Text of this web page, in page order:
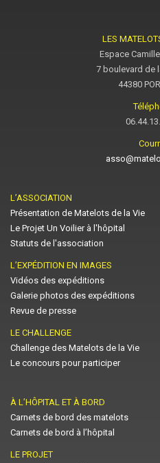
LES
Espace
7 boulevard de
44380
L’ASSOCIATION
Présentation de Matelots de la Vie
Le Projet Un Voilier à l'hôpital
Statuts de l'association
L’EXPÉDITION EN IMAGES
Vidéos des expéditions
Galerie photos des expéditions
Revue de presse
LE CHALLENGE
Challenge des Matelots de la Vie
Le concours pour participer
À L’HÔPITAL ET À BORD
Carnets de bord des matelots
Carnets de bord à l’hôpital
LE PROJET